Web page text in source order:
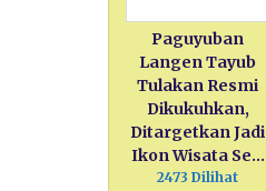
Paguyuban
Langen Tayub
Tulakan Resmi
Dikukuhkan,
Ditargetkan Jadi
Ikon Wisata Se…
2473 Dilihat